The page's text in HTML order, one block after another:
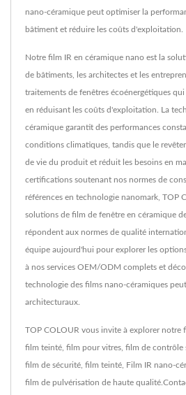
nano-céramique peut optimiser la
bâtiment et réduire les coûts d'exploitation.
Notre film IR en céramique nano est la
de bâtiments, les architectes et les
traitements de fenêtres écoénergétiques
en réduisant les coûts d'exploitation. La
céramique garantit des performances
conditions climatiques, tandis que le
de vie du produit et réduit les besoins en
certifications soutenant nos normes de
références en technologie nanomark, TOP
solutions de film de fenêtre en céramique
répondent aux normes de qualité
équipe aujourd'hui pour explorer les
à nos services OEM/ODM complets et
technologie des films nano-céramiques
architecturaux.
TOP COLOUR vous invite à explorer notre
film teinté film pour vitres film de contrôle
film de sécurité film teinté Film IR nano-
film de pulvérisation de haute qualité.